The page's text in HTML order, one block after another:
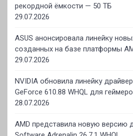
рекордной ёмкости — 50 ТБ
29.07.2026
ASUS анонсировала линейку
созданных на базе платформы
29.07.2026
NVIDIA обновила линейку
GeForce 610.88 WHQL для
28.07.2026
AMD представила новую версию